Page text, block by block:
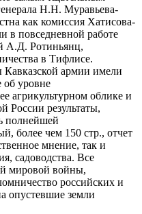
Н.Н. Муравьева-
как комиссия Хатисова-
в повседневной работе
А.Д. Ротиньянц,
в Тифлисе.
армии имели
об уровне
агрикультурном облике и
России результаты,
полнейшей
более чем 150 стр., отчет
мнение, так и
садоводства. Все
мировой войны,
российских и
опустевшие земли